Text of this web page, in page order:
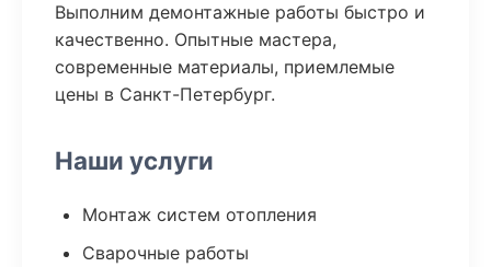
Выполним демонтажные работы быстро и
качественно. Опытные мастера,
современные материалы, приемлемые
цены в Санкт-Петербург.
Наши услуги
Монтаж систем отопления
Сварочные работы